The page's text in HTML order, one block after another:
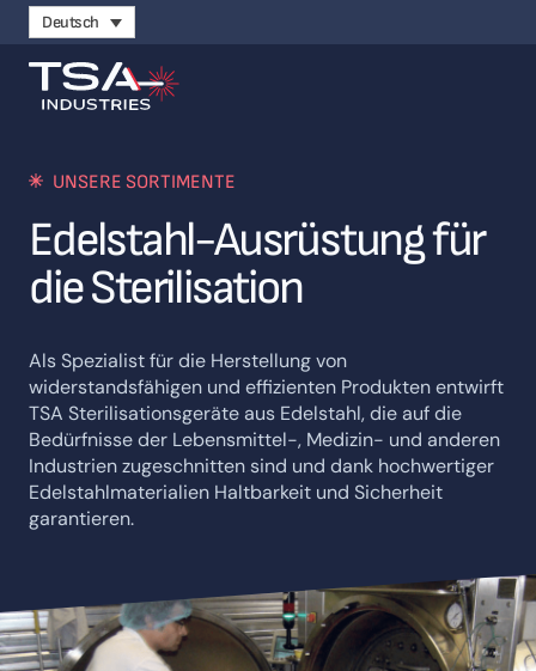
Deutsch
UNSERE SORTIMENTE
Edelstahl-Ausrüstung für
die Sterilisation
Als Spezialist für die Herstellung von
widerstandsfähigen und effizienten Produkten entwirft
TSA Sterilisationsgeräte aus Edelstahl, die auf die
Bedürfnisse der Lebensmittel-, Medizin- und anderen
Industrien zugeschnitten sind und dank hochwertiger
Edelstahlmaterialien Haltbarkeit und Sicherheit
garantieren.